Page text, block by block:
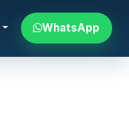
WhatsApp